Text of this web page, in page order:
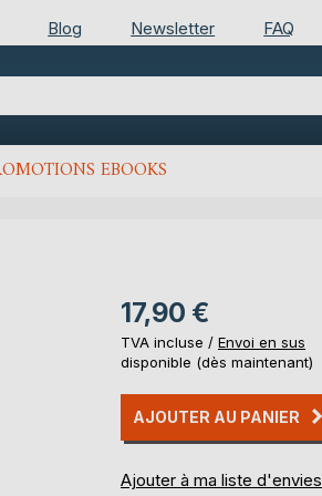
Blog Newsletter FAQ
EBOOKS
17,90 €
TVA incluse / Envoi en sus
disponible (dès maintenant)
AJOUTER AU PANIER
Ajouter à ma liste d'envies